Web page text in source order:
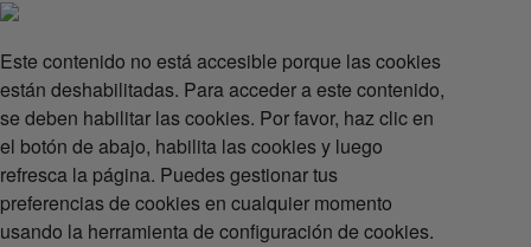
Este contenido no está accesible porque las cookies
están deshabilitadas. Para acceder a este contenido,
se deben habilitar las cookies. Por favor, haz clic en
el botón de abajo, habilita las cookies y luego
refresca la página. Puedes gestionar tus
preferencias de cookies en cualquier momento
usando la herramienta de configuración de cookies.